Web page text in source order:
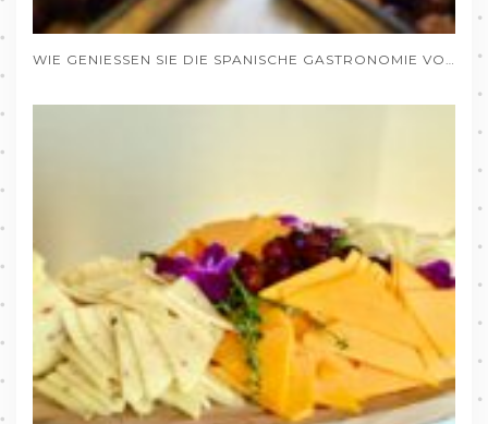
WIE GENIESSEN SIE DIE SPANISCHE GASTRONOMIE VON DEUTSCHLAND AUS, OHNE DAS HAUS ZU VERLASSEN